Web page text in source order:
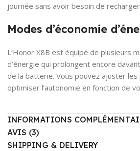
journée sans avoir besoin de
Modes d’économie
L’Honor X8B est équipé de plusieurs
d’énergie qui prolongent encore
de la batterie. Vous pouvez ajuster
optimiser l’autonomie en fonction de
INFORMATIONS
AVIS (3)
SHIPPING & DELIVERY